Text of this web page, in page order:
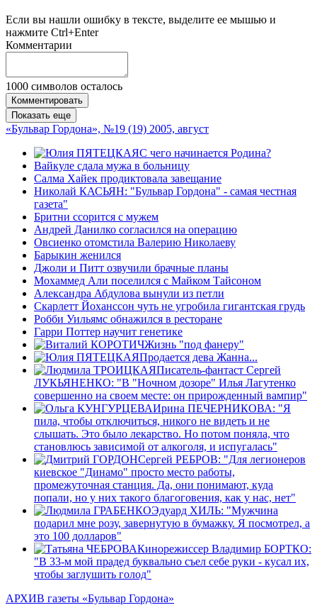
Если вы нашли ошибку в тексте, выделите ее мышью и
нажмите Ctrl+Enter
Комментарии
1000 символов осталось
Комментировать
Показать еще
«Бульвар Гордона», №19 (19) 2005, август
С чего начинается Родина?
Вайкуле сдала мужа в больницу
Салма Хайек продиктовала завещание
Николай КАСЬЯН: "Бульвар Гордона" - самая честная
газета"
Бритни ссорится с мужем
Андрей Данилко согласился на операцию
Овсиенко отомстила Валерию Николаеву
Барыкин женился
Джоли и Питт озвучили брачные планы
Мохаммед Али поселился с Майком Тайсоном
Александра Абдулова вынули из петли
Скарлетт Йоханссон чуть не угробила гигантская грудь
Робби Уильямс обнажился в ресторане
Гарри Поттер научит генетике
Жизнь "под фанеру"
Продается дева Жанна...
Писатель-фантаст Сергей
ЛУКЬЯНЕНКО: "В "Ночном дозоре" Илья Лагутенко
совершенно на своем месте: он прирожденный вампир"
Ирина ПЕЧЕРНИКОВА: "Я
пила, чтобы отключиться, никого не видеть и не
слышать. Это было лекарство. Но потом поняла, что
становлюсь зависимой от алкоголя, и испугалась"
Сергей РЕБРОВ: "Для легионеров
киевское "Динамо" просто место работы,
промежуточная станция. Да, они понимают, куда
попали, но у них такого благоговения, как у нас, нет"
Эдуард ХИЛЬ: "Мужчина
подарил мне розу, завернутую в бумажку. Я посмотрел, а
это 100 долларов"
Кинорежиссер Владимир БОРТКО:
"В 33-м мой прадед буквально съел себе руки - кусал их,
чтобы заглушить голод"
АРХИВ газеты «Бульвар Гордона»